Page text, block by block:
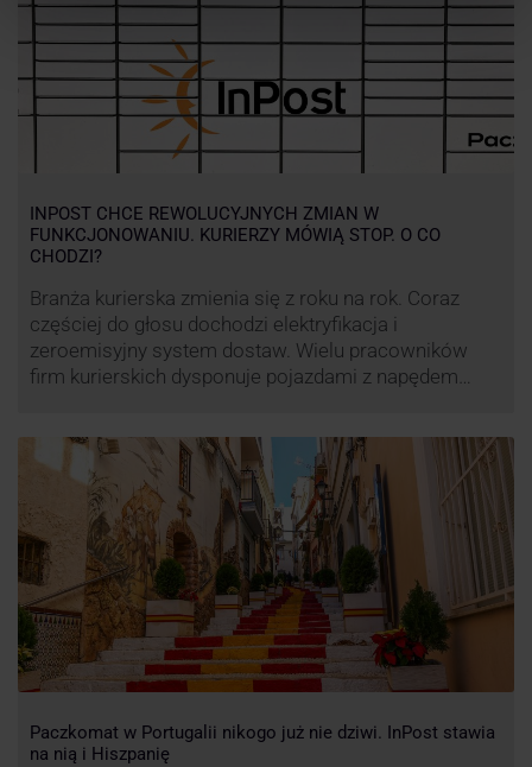
INPOST CHCE REWOLUCYJNYCH ZMIAN W
FUNKCJONOWANIU. KURIERZY MÓWIĄ STOP. O CO
CHODZI?
Branża kurierska zmienia się z roku na rok. Coraz
częściej do głosu dochodzi elektryfikacja i
zeroemisyjny system dostaw. Wielu pracowników
firm kurierskich dysponuje pojazdami z napędem
ale też sposobie rozliczania pracy postanowił
wprowadzić również InPost. To wzbudziło ogromny
sprzeciw pracowników …
Paczkomat w Portugalii nikogo już nie dziwi. InPost stawia
na nią i Hiszpanię